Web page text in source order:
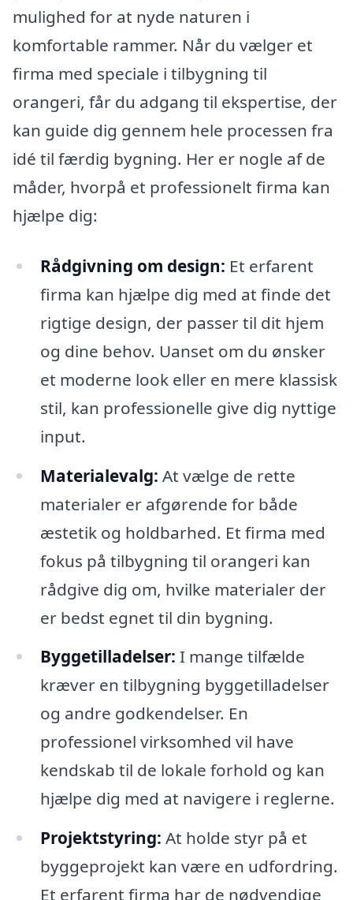
mulighed for at nyde naturen i
komfortable rammer. Når du vælger et
firma med speciale i tilbygning til
orangeri, får du adgang til ekspertise, der
kan guide dig gennem hele processen fra
idé til færdig bygning. Her er nogle af de
måder, hvorpå et professionelt firma kan
hjælpe dig:
Rådgivning om design: Et erfarent
firma kan hjælpe dig med at finde det
rigtige design, der passer til dit hjem
og dine behov. Uanset om du ønsker
et moderne look eller en mere klassisk
stil, kan professionelle give dig nyttige
input.
Materialevalg: At vælge de rette
materialer er afgørende for både
æstetik og holdbarhed. Et firma med
fokus på tilbygning til orangeri kan
rådgive dig om, hvilke materialer der
er bedst egnet til din bygning.
Byggetilladelser: I mange tilfælde
kræver en tilbygning byggetilladelser
og andre godkendelser. En
professionel virksomhed vil have
kendskab til de lokale forhold og kan
hjælpe dig med at navigere i reglerne.
Projektstyring: At holde styr på et
byggeprojekt kan være en udfordring.
Et erfarent firma har de nødvendige